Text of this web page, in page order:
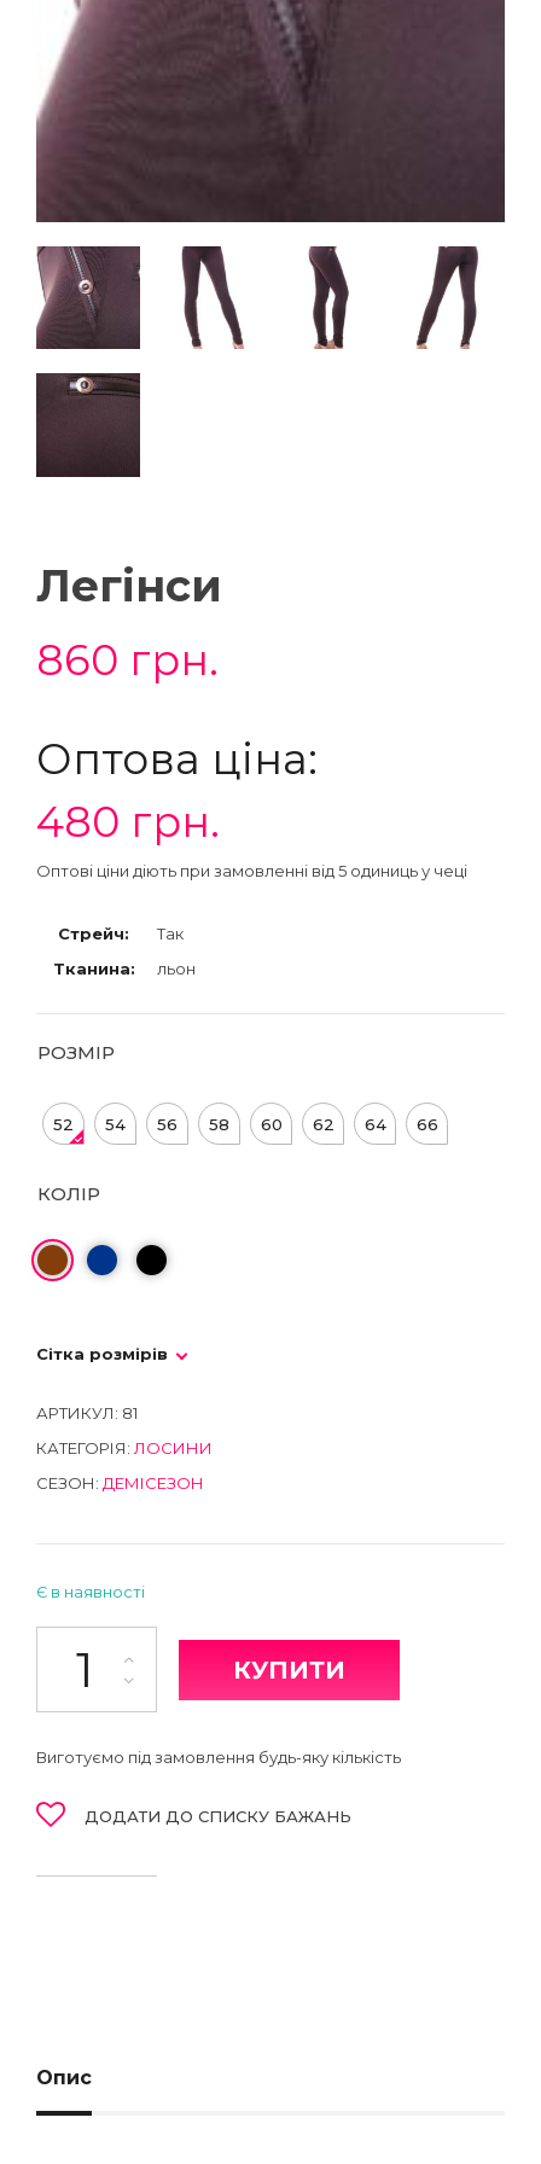
Легінси
860 грн.
Оптова ціна:
480 грн.
Оптові ціни діють при замовленні від 5 одиниць у чеці
Стрейч:
Так
Тканина:
льон
РОЗМІР
52 54 56 58 60 62 64 66
КОЛІР
Сітка розмірів
АРТИКУЛ: 81
КАТЕГОРІЯ: ЛОСИНИ
СЕЗОН: ДЕМІСЕЗОН
Є в наявності
КУПИТИ
Виготуємо під замовлення будь-яку кількість
ДОДАТИ ДО СПИСКУ БАЖАНЬ
Опис